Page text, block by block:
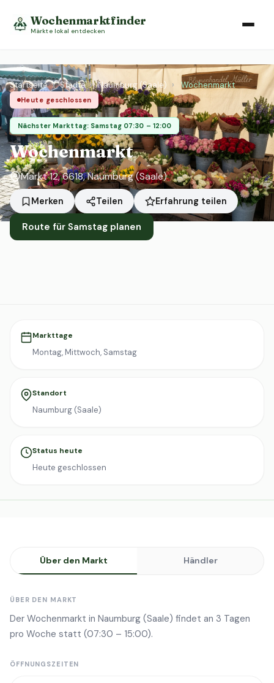
Wochenmarktfinder
Märkte lokal entdecken
Startseite › Städte › Naumburg (Saale) › Wochenmarkt
Heute geschlossen
Nächster Markttag: Samstag 07:30 – 12:00
Wochenmarkt
Markt 12, 6618, Naumburg (Saale)
Merken Teilen Erfahrung teilen
Route für Samstag planen
Markttage
Montag, Mittwoch, Samstag
Standort
Naumburg (Saale)
Status heute
Heute geschlossen
Über den Markt Händler
ÜBER DEN MARKT
Der Wochenmarkt in Naumburg (Saale) findet an 3 Tagen
pro Woche statt (07:30 – 15:00).
ÖFFNUNGSZEITEN